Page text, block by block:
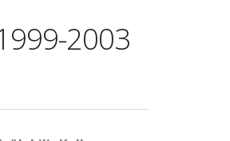
2003